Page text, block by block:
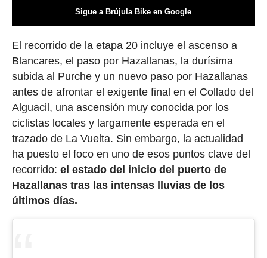
Sigue a Brújula Bike en Google
El recorrido de la etapa 20 incluye el ascenso a
Blancares, el paso por Hazallanas, la durísima
subida al Purche y un nuevo paso por Hazallanas
antes de afrontar el exigente final en el Collado del
Alguacil, una ascensión muy conocida por los
ciclistas locales y largamente esperada en el
trazado de La Vuelta. Sin embargo, la actualidad
ha puesto el foco en uno de esos puntos clave del
recorrido: el estado del inicio del puerto de
Hazallanas tras las intensas lluvias de los
últimos días.